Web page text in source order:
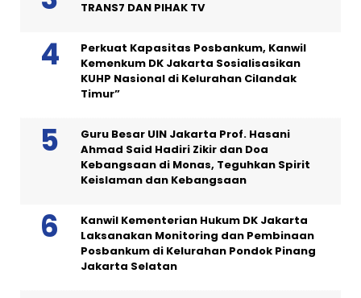
TRANS7 DAN PIHAK TV
Perkuat Kapasitas Posbankum, Kanwil
Kemenkum DK Jakarta Sosialisasikan
KUHP Nasional di Kelurahan Cilandak
Timur”
Guru Besar UIN Jakarta Prof. Hasani
Ahmad Said Hadiri Zikir dan Doa
Kebangsaan di Monas, Teguhkan Spirit
Keislaman dan Kebangsaan
Kanwil Kementerian Hukum DK Jakarta
Laksanakan Monitoring dan Pembinaan
Posbankum di Kelurahan Pondok Pinang
Jakarta Selatan